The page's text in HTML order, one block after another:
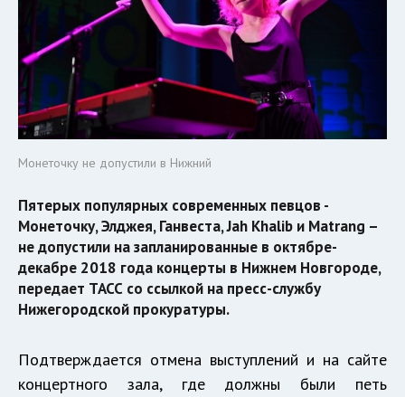
Монеточку не допустили в Нижний
Пятерых популярных современных певцов -
Монеточку, Элджея, Ганвеста, Jah Khalib и Matrang –
не допустили на запланированные в октябре-
декабре 2018 года концерты в Нижнем Новгороде,
передает ТАСС со ссылкой на пресс-службу
Нижегородской прокуратуры.
Подтверждается отмена выступлений и на сайте
концертного зала, где должны были петь